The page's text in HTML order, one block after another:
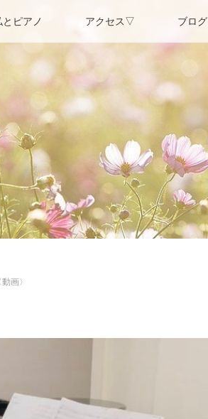
とピアノ アクセス▽ ブログ
画〉